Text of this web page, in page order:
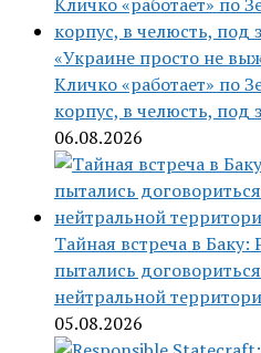
«Украине просто не
Кличко «работает» по
корпус, в челюсть, под
06.08.2026
Тайная встреча в Баку:
пытались
нейтральной
05.08.2026